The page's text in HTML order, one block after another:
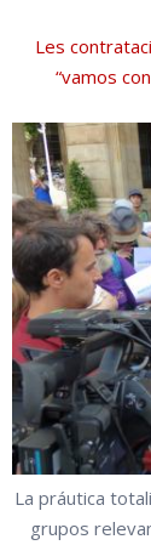
Les
“vamos
La práutica
grupos